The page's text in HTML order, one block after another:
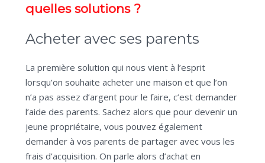
quelles solutions ?
Acheter avec ses parents
La première solution qui nous vient à l’esprit
lorsqu’on souhaite acheter une maison et que l’on
n’a pas assez d’argent pour le faire, c’est demander
l’aide des parents. Sachez alors que pour devenir un
jeune propriétaire, vous pouvez également
demander à vos parents de partager avec vous les
frais d’acquisition. On parle alors d’achat en